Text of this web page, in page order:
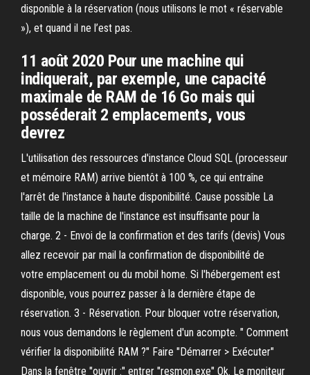
disponible à la réservation (nous utilisons le mot « réservable
»), et quand il ne l’est pas.
11 août 2020 Pour une machine qui
indiquerait, par exemple, une capacité
maximale de RAM de 16 Go mais qui
posséderait 2 emplacements, vous
devrez
L'utilisation des ressources d'instance Cloud SQL (processeur
et mémoire RAM) arrive bientôt à 100 %, ce qui entraîne
l'arrêt de l'instance à haute disponibilité. Cause possible La
taille de la machine de l'instance est insuffisante pour la
charge. 2 - Envoi de la confirmation et des tarifs (devis) Vous
allez recevoir par mail la confirmation de disponibilité de
votre emplacement ou du mobil home. Si l'hébergement est
disponible, vous pourrez passer à la dernière étape de
réservation. 3 - Réservation. Pour bloquer votre réservation,
nous vous demandons le règlement d'un acompte. " Comment
vérifier la disponibilité RAM ?" Faire "Démarrer > Exécuter"
Dans la fenêtre "ouvrir :" entrer "resmon.exe" Ok. Le moniteur